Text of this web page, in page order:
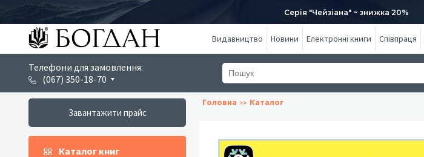
Серія "Чейзіана" ~ знижка 20%
Видавництво Новини Електронні книги Співпраця
Телефони для замовлення:
(067) 350-18-70
Завантажити прайс
Каталог книг
Головна Каталог